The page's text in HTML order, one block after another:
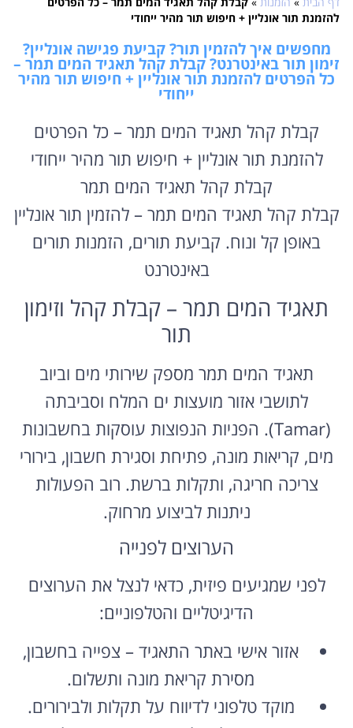
להזמנת תור אונליין + חיפוש תור מהיר ייחודי
מחפשים איך להזמין תור? קביעת פגישה אונליין?
זימון תור באינטרנט? קבלת קהל תאגיד המים תמר –
כל הפרטים להזמנת תור אונליין + חיפוש תור מהיר
ייחודי
קבלת קהל תאגיד המים תמר – כל הפרטים
להזמנת תור אונליין + חיפוש תור מהיר ייחודי
קבלת קהל תאגיד המים תמר
קבלת קהל תאגיד המים תמר – להזמין תור אונליין
באופן קל ונוח. קביעת תורים, הזמנות תורים
באינטרנט
תאגיד המים תמר – קבלת קהל וזימון
תור
תאגיד המים תמר מספק שירותי מים וביוב
לתושבי אזור מועצות ים המלח וסביבתה
(Tamar). הפניות הנפוצות עוסקות בחשבונות
מים, קריאות מונה, פתיחת וסגירת חשבון, בירורי
צריכה חריגה, ותקלות ברשת. רוב הפעולות
ניתנות לביצוע מרחוק.
הערוצים לפנייה
לפני שמגיעים פיזית, כדאי לנצל את הערוצים
הדיגיטליים והטלפוניים:
אזור אישי באתר התאגיד – צפייה בחשבון,
מסירת קריאת מונה ותשלום.
מוקד טלפוני לדיווח על תקלות ולבירורים.